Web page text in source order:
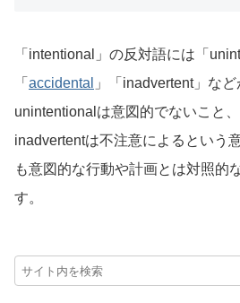
「intentional」の反対語には「
「 accidental
」「inadvertent」など
unintentionalは意図的でないこと
inadvertentは不注意によるという
も意図的な行動や計画とは対照的
す。